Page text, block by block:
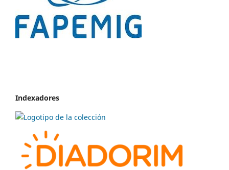
Indexadores